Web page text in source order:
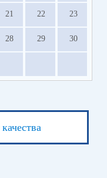
21 22 23
28 29 30